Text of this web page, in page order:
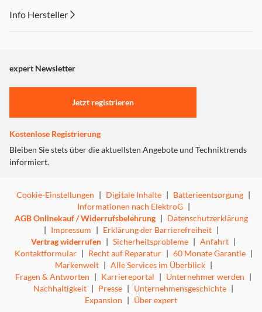
Info Hersteller
"Marketing".
Einstellungen anpassen
expert Newsletter
Jetzt registrieren
Kostenlose Registrierung
Bleiben Sie stets über die aktuellsten Angebote und Techniktrends
informiert.
Cookie-Einstellungen | Digitale Inhalte | Batterieentsorgung |
Informationen nach ElektroG |
AGB Onlinekauf / Widerrufsbelehrung | Datenschutzerklärung
| Impressum | Erklärung der Barrierefreiheit |
Vertrag widerrufen | Sicherheitsprobleme | Anfahrt |
Kontaktformular | Recht auf Reparatur | 60 Monate Garantie |
Markenwelt | Alle Services im Überblick |
Fragen & Antworten | Karriereportal | Unternehmer werden |
Nachhaltigkeit | Presse | Unternehmensgeschichte |
Expansion | Über expert